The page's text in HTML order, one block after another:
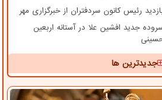
رئیس کانون سردفتران از خبرگزاری مهر
جدید افشین علا در آستانه اربعین
جدیدترین ها